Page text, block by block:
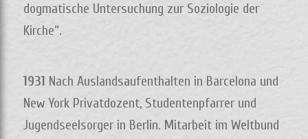
dogmatische Untersuchung zur Soziologie der
Kirche“.
1931 Nach Auslandsaufenthalten in Barcelona und
New York Privatdozent, Studentenpfarrer und
Jugendseelsorger in Berlin. Mitarbeit im Weltbund